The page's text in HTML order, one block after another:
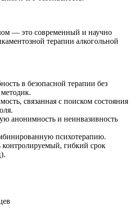
— это современный и научно
терапии алкогольной
в безопасной терапии без
связанная с поиском состояния
анонимность и неинвазивность
психотерапию.
гибкий срок